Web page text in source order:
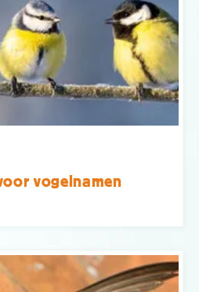
vogelnamen